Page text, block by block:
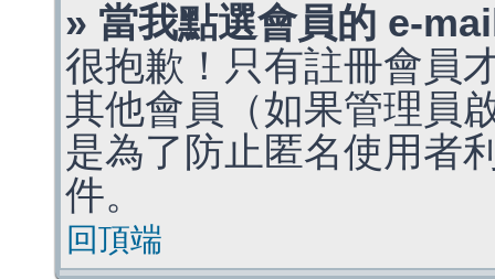
» 當我點選會員的 e-
很抱歉！只有註冊會員
其他會員（如果管理員
是為了防止匿名使用者
件。
回頂端